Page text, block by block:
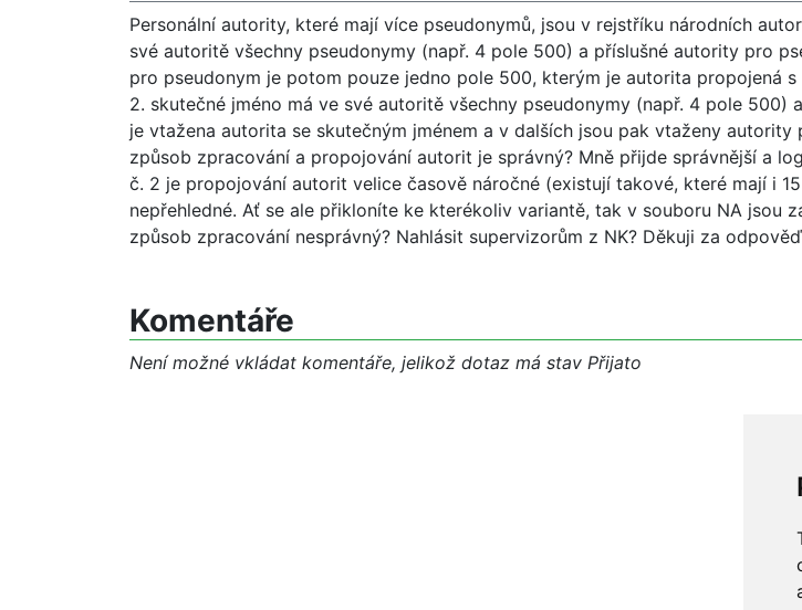
Personální autority, které mají více pseudonymů, jsou v rejstříku národních
své autoritě všechny pseudonymy (např. 4 pole 500) a příslušné autority pro
pro pseudonym je potom pouze jedno pole 500, kterým je autorita propojená
2. skutečné jméno má ve své autoritě všechny pseudonymy (např. 4 pole
je vtažena autorita se skutečným jménem a v dalších jsou pak vtaženy
způsob zpracování a propojování autorit je správný? Mně přijde správnější a
č. 2 je propojování autorit velice časově náročné (existují takové, které mají i
nepřehledné. Ať se ale přikloníte ke kterékoliv variantě, tak v souboru NA jsou
způsob zpracování nesprávný? Nahlásit supervizorům z NK? Děkuji za odpověď
Komentáře
Není možné vkládat komentáře, jelikož dotaz má stav Přijato